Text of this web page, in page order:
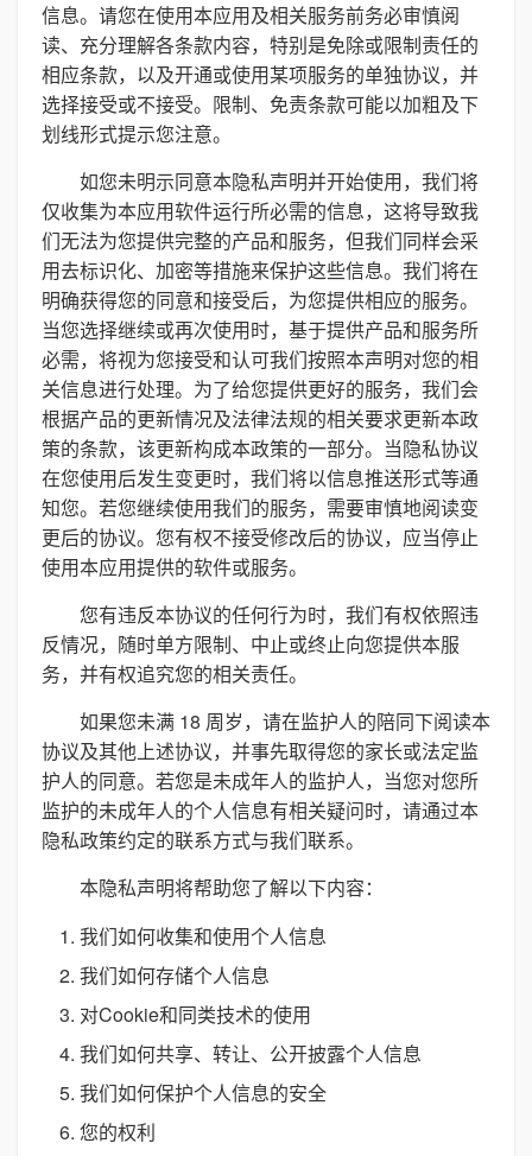
信息。请您在使用本应用及相关服务前务必审慎阅
读、充分理解各条款内容，特别是免除或限制责任的
相应条款，以及开通或使用某项服务的单独协议，并
选择接受或不接受。限制、免责条款可能以加粗及下
划线形式提示您注意。
如您未明示同意本隐私声明并开始使用，我们将
仅收集为本应用软件运行所必需的信息，这将导致我
们无法为您提供完整的产品和服务，但我们同样会采
用去标识化、加密等措施来保护这些信息。我们将在
明确获得您的同意和接受后，为您提供相应的服务。
当您选择继续或再次使用时，基于提供产品和服务所
必需，将视为您接受和认可我们按照本声明对您的相
关信息进行处理。为了给您提供更好的服务，我们会
根据产品的更新情况及法律法规的相关要求更新本政
策的条款，该更新构成本政策的一部分。当隐私协议
在您使用后发生变更时，我们将以信息推送形式等通
知您。若您继续使用我们的服务，需要审慎地阅读变
更后的协议。您有权不接受修改后的协议，应当停止
使用本应用提供的软件或服务。
您有违反本协议的任何行为时，我们有权依照违
反情况，随时单方限制、中止或终止向您提供本服
务，并有权追究您的相关责任。
如果您未满 18 周岁，请在监护人的陪同下阅读本
协议及其他上述协议，并事先取得您的家长或法定监
护人的同意。若您是未成年人的监护人，当您对您所
监护的未成年人的个人信息有相关疑问时，请通过本
隐私政策约定的联系方式与我们联系。
本隐私声明将帮助您了解以下内容：
我们如何收集和使用个人信息
我们如何存储个人信息
对Cookie和同类技术的使用
我们如何共享、转让、公开披露个人信息
我们如何保护个人信息的安全
您的权利